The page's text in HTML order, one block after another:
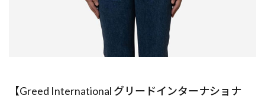
【Greed International グリードインターナショナ